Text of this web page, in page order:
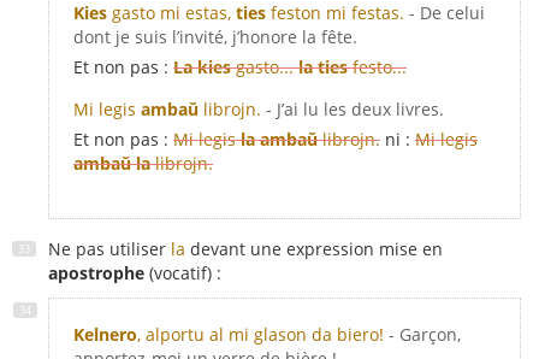
Kies gasto mi estas, ties feston mi festas. - De celui
dont je suis l’invité, j’honore la fête.
Et non pas : La kiesgasto...la tiesfesto...
Mi legis ambaŭ librojn. - J’ai lu les deux livres.
Et non pas : Mi legisla ambaŭlibrojn. ni : Mi legis
ambaŭ lalibrojn.
Ne pas utiliser la devant une expression mise en
apostrophe (vocatif) :
Kelnero, alportu al mi glason da biero! - Garçon,